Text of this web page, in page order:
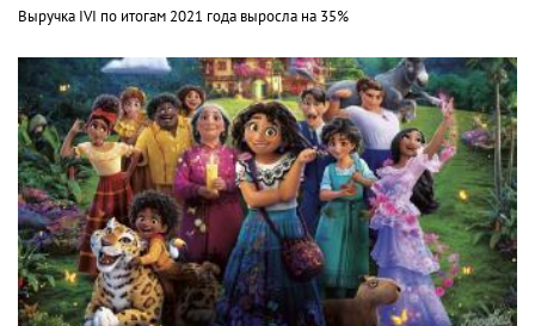
Выручка IVI по итогам 2021 года выросла на 35%